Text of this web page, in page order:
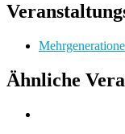
Ähnliche